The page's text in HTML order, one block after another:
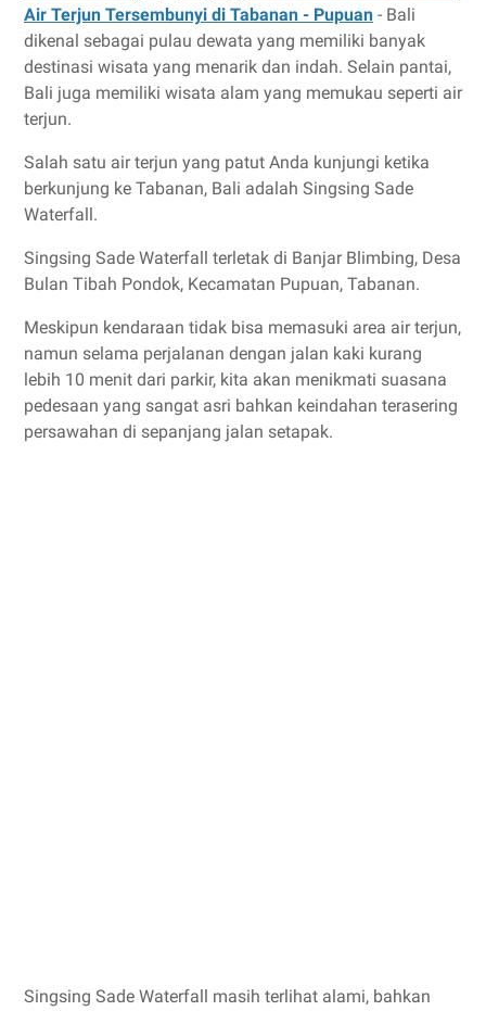
Air Terjun Tersembunyi di Tabanan - Pupuan - Bali
dikenal sebagai pulau dewata yang memiliki banyak
destinasi wisata yang menarik dan indah. Selain pantai,
Bali juga memiliki wisata alam yang memukau seperti air
terjun.
Salah satu air terjun yang patut Anda kunjungi ketika
berkunjung ke Tabanan, Bali adalah Singsing Sade
Waterfall.
Singsing Sade Waterfall terletak di Banjar Blimbing, Desa
Bulan Tibah Pondok, Kecamatan Pupuan, Tabanan.
Meskipun kendaraan tidak bisa memasuki area air terjun,
namun selama perjalanan dengan jalan kaki kurang
lebih 10 menit dari parkir, kita akan menikmati suasana
pedesaan yang sangat asri bahkan keindahan terasering
persawahan di sepanjang jalan setapak.
Singsing Sade Waterfall masih terlihat alami, bahkan